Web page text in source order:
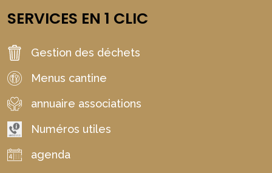
SERVICES EN 1 CLIC
Gestion des déchets
Menus cantine
annuaire associations
Numéros utiles
agenda